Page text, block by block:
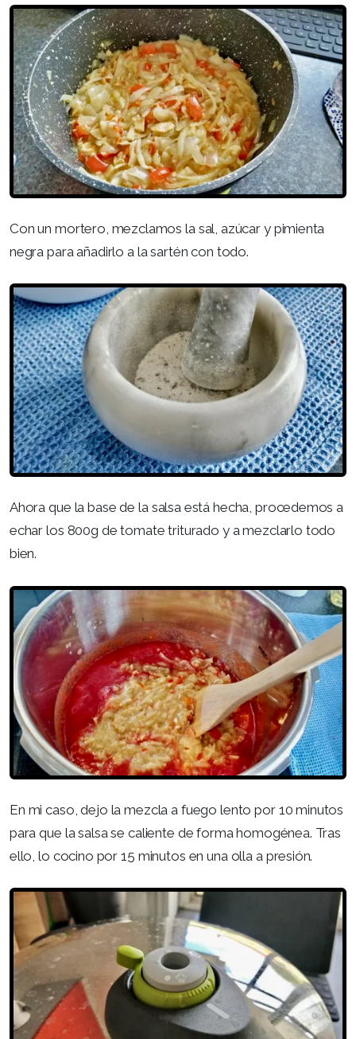
Con un mortero, mezclamos la sal, azúcar y pimienta
negra para añadirlo a la sartén con todo.
Ahora que la base de la salsa está hecha, procedemos a
echar los 800g de tomate triturado y a mezclarlo todo
bien.
En mi caso, dejo la mezcla a fuego lento por 10 minutos
para que la salsa se caliente de forma homogénea. Tras
ello, lo cocino por 15 minutos en una olla a presión.